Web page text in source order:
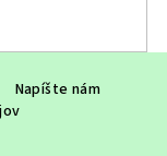
Napíšte nám